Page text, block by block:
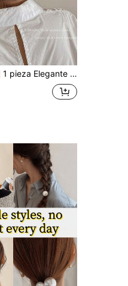
1 pieza Elegante y simple pinza para moño de uso diario, accesorio versátil para el cabello de mujer, pasador para moño, creador de moño, pieza para moño, pasadores para peinado, artículos escolares, accesorios para el cabello, accesorios para la cabeza, pinzas de garra, pasador